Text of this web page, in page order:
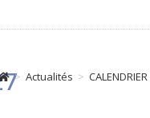
> Actualités >